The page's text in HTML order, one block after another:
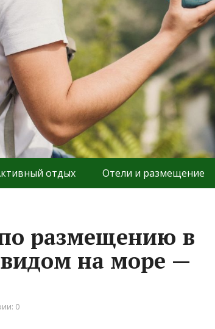
отдых Отели и размещение
размещению в
на море —
0